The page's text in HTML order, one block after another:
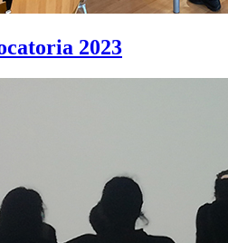
2023